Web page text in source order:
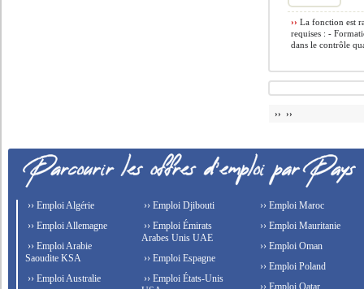
›› La fonction est
requises : -
dans le contrôle
›› ››
›› Emploi Algérie
›› Emploi Allemagne
›› Emploi Arabie
Saoudite KSA
›› Emploi Australie
›› Emploi Djibouti
›› Emploi Émirats
Arabes Unis UAE
›› Emploi Espagne
›› Emploi États-Unis
›› Emploi Maroc
›› Emploi Mauritanie
›› Emploi Oman
›› Emploi Poland
›› Emploi Qatar